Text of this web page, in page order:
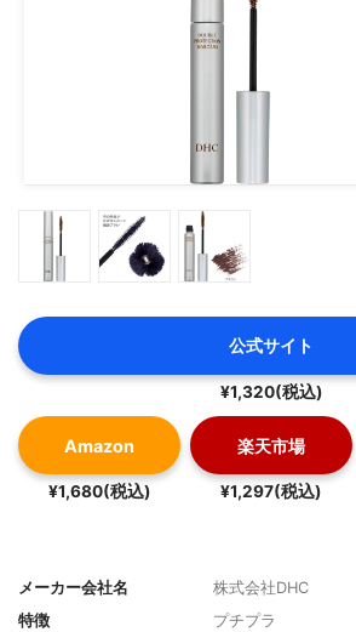
公式サイト
¥1,320(税込)
Amazon
¥1,680(税込)
楽天市場
¥1,297(税込)
メーカー会社名
株式会社DHC
特徴
プチプラ